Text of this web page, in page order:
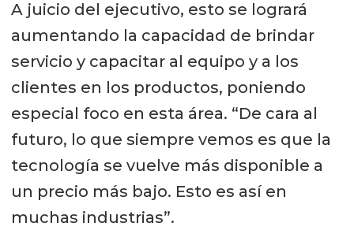
medibles adaptados a las exigencias
específicas de la acuicultura,
minería y energía en América Latina.
En acuicultura, los ROVs optimizan
operaciones clave como
inspecciones de redes, revisión de
amarras y monitoreo de
infraestructura sumergida. Al
A juicio del ejecutivo, esto se logrará
aumentando la capacidad de brindar
servicio y capacitar al equipo y a los
clientes en los productos, poniendo
especial foco en esta área. “De cara al
futuro, lo que siempre vemos es que la
tecnología se vuelve más disponible a
un precio más bajo. Esto es así en
muchas industrias”.